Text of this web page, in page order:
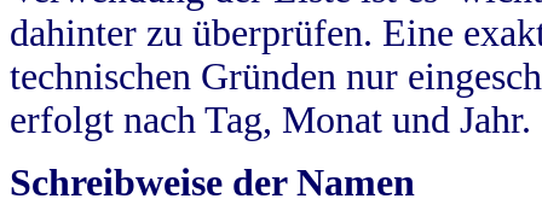
dahinter zu überprüfen. Eine
technischen Gründen nur
erfolgt nach Tag, Monat und Jahr.
Schreibweise der Namen